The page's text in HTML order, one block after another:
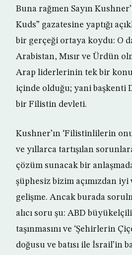
Buna rağmen Sayın
Kuds” gazatesine yaptığı
bir gerçeği ortaya koydu: O
Arabistan, Mısır ve Ürdün
Arap liderlerinin tek bir
içinde olduğu; yani başkenti
bir Filistin devleti.
Kushner’ın ‘Filistinlilerin
ve yıllarca tartışılan
çözüm sunacak bir
şüphesiz bizim açımızdan iyi
gelişme. Ancak burada
alıcı soru şu: ABD
taşınmasını ve ‘Şehirlerin
doğusu ve batısı ile İsrail’in